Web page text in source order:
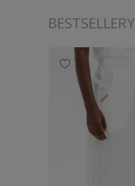
BESTSELLERY